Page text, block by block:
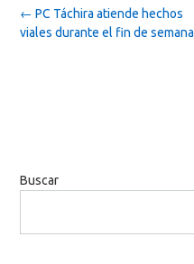
Post
navigation
← PC Táchira atiende hechos
viales durante el fin de semana
Buscar